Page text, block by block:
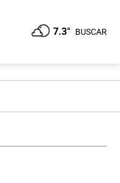
7.3° BUSCAR